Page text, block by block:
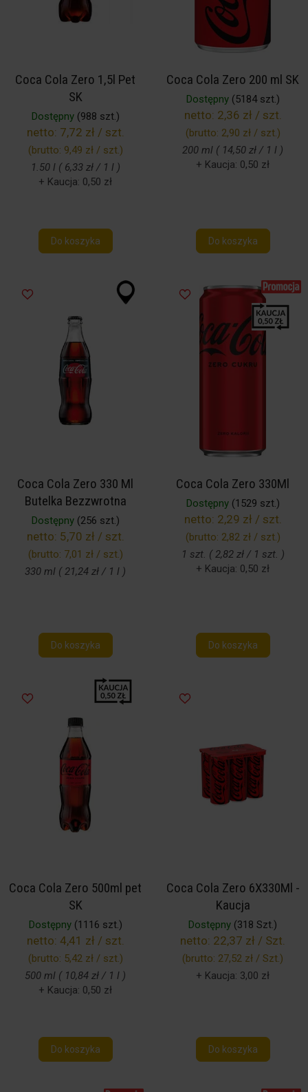
Coca Cola Zero 1,5l Pet
SK
Dostępny(988 szt.)
netto: 7,72 zł / szt.
(brutto: 9,49 zł / szt.)
1.50 l ( 6,33 zł / 1 l )
+ Kaucja: 0,50 zł
Do koszyka
Coca Cola Zero 200 ml SK
Dostępny(5184 szt.)
netto: 2,36 zł / szt.
(brutto: 2,90 zł / szt.)
200 ml ( 14,50 zł / 1 l )
+ Kaucja: 0,50 zł
Do koszyka
Coca Cola Zero 330 Ml
Butelka Bezzwrotna
Dostępny(256 szt.)
netto: 5,70 zł / szt.
(brutto: 7,01 zł / szt.)
330 ml ( 21,24 zł / 1 l )
Do koszyka
Coca Cola Zero 330Ml
Dostępny(1529 szt.)
netto: 2,29 zł / szt.
(brutto: 2,82 zł / szt.)
1 szt. ( 2,82 zł / 1 szt. )
+ Kaucja: 0,50 zł
Do koszyka
Coca Cola Zero 500ml pet
SK
Dostępny(1116 szt.)
netto: 4,41 zł / szt.
(brutto: 5,42 zł / szt.)
500 ml ( 10,84 zł / 1 l )
+ Kaucja: 0,50 zł
Do koszyka
Coca Cola Zero 6X330Ml -
Kaucja
Dostępny (318 Szt.)
netto: 22,37 zł / Szt.
(brutto: 27,52 zł / Szt.)
+ Kaucja: 3,00 zł
Do koszyka